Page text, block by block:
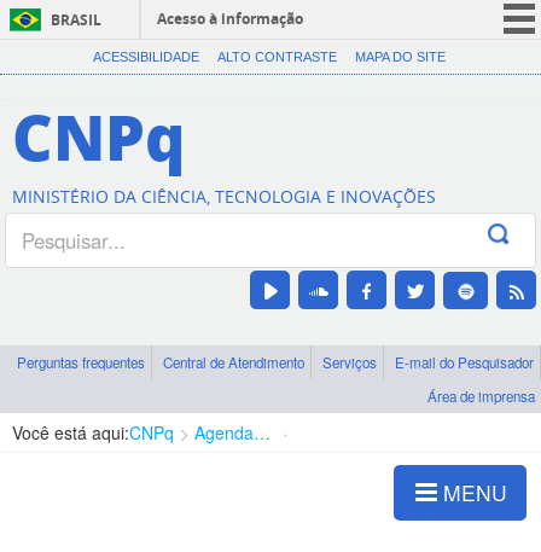
BRASIL
Acesso à informação
CORONAVÍRUS (COVID-19)
Canais
ACESSIBILIDADE ALTO CONTRASTE MAPA DO SITE
CNPq
MINISTÉRIO DA CIÊNCIA, TECNOLOGIA E INOVAÇÕES
Perguntas frequentes Central de Atendimento Serviços
E-mail do Pesquisador
Área de imprensa
Você está aqui:CNPq Agenda de autoridades
MENU